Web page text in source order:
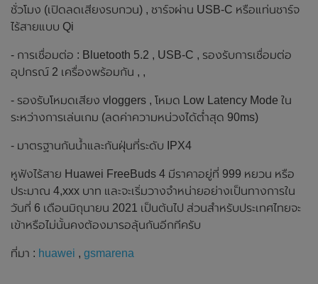
ชั่วโมง (เปิดลดเสียงรบกวน) , ชาร์จผ่าน USB-C หรือแท่นชาร์จ
ไร้สายแบบ Qi
- การเชื่อมต่อ : Bluetooth 5.2 , USB-C , รองรับการเชื่อมต่อ
อุปกรณ์ 2 เครื่องพร้อมกัน , ,
- รองรับโหมดเสียง vloggers , โหมด Low Latency Mode ใน
ระหว่างการเล่นเกม (ลดค่าความหน่วงได้ต่ำสุด 90ms)
- มาตรฐานกันน้ำและกันฝุ่นที่ระดับ IPX4
หูฟังไร้สาย Huawei FreeBuds 4 มีราคาอยู่ที่ 999 หยวน หรือ
ประมาณ 4,xxx บาท และจะเริ่มวางจำหน่ายอย่างเป็นทางการใน
วันที่ 6 เดือนมิถุนายน 2021 เป็นต้นไป ส่วนสำหรับประเทศไทยจะ
เข้าหรือไม่นั้นคงต้องมารอลุ้นกันอีกทีครับ
ที่มา : huawei , gsmarena